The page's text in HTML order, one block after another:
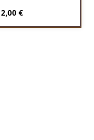
Regulärer Preis:
2,00 €